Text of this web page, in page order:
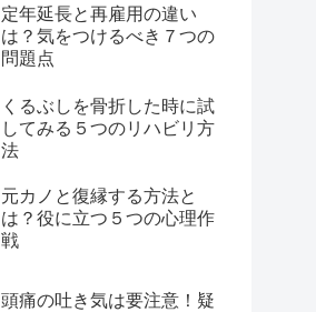
定年延長と再雇用の違い
は？気をつけるべき７つの
問題点
くるぶしを骨折した時に試
してみる５つのリハビリ方
法
元カノと復縁する方法と
は？役に立つ５つの心理作
戦
頭痛の吐き気は要注意！疑